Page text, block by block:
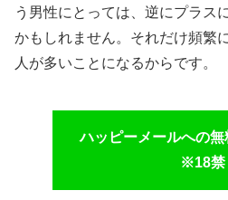
う男性にとっては、逆にプラス
かもしれません。それだけ頻繁
人が多いことになるからです。
ハッピーメールへの無
※18禁